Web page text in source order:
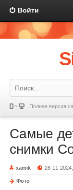
Войти
Полная версия
Самые
снимки
xamik 26-11-
Фото